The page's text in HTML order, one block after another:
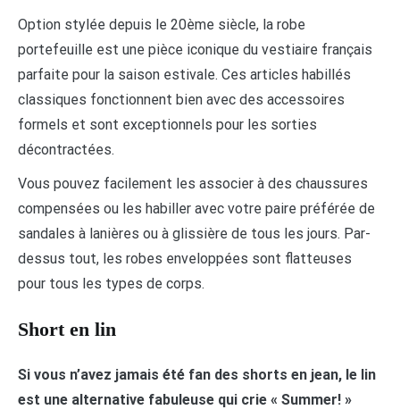
Option stylée depuis le 20ème siècle, la robe
portefeuille est une pièce iconique du vestiaire français
parfaite pour la saison estivale. Ces articles habillés
classiques fonctionnent bien avec des accessoires
formels et sont exceptionnels pour les sorties
décontractées.
Vous pouvez facilement les associer à des chaussures
compensées ou les habiller avec votre paire préférée de
sandales à lanières ou à glissière de tous les jours. Par-
dessus tout, les robes enveloppées sont flatteuses
pour tous les types de corps.
Short en lin
Si vous n’avez jamais été fan des shorts en jean, le lin
est une alternative fabuleuse qui crie « Summer! »